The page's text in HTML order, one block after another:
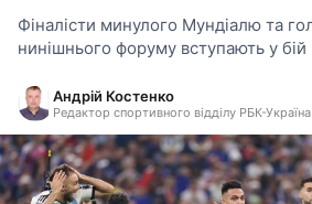
Фіналісти минулого Мундіалю та
нинішнього форуму вступають у бій
Андрій Костенко
Редактор спортивного відділу РБК-Україна